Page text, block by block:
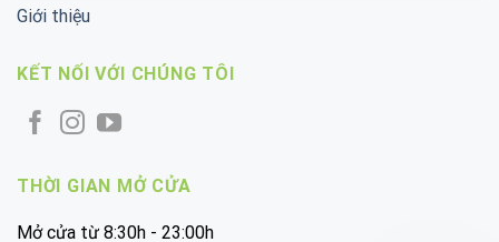
Giới thiệu
KẾT NỐI VỚI CHÚNG TÔI
THỜI GIAN MỞ CỬA
Mở cửa từ 8:30h - 23:00h